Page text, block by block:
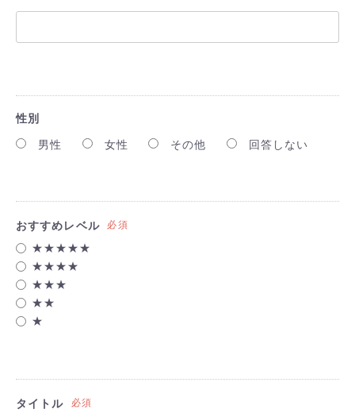
性別
男性
女性 その他 回答しない
おすすめレベル 必須
★★★★★
★★★★
★★★
★★
★
タイトル 必須